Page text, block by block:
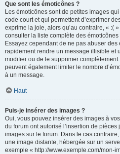
Que sont les émoticônes ?
Les émoticônes sont de petites images
code court et qui permettent d’exprimer
exprime la joie, alors qu’au contraire, « :(
consulter la liste complète des
Essayez cependant de ne pas abuser
rapidement rendre un message illisible et
modifier ou de le supprimer
peuvent également limiter le nombre
à un message.
Haut
Puis-je insérer des images ?
Oui, vous pouvez insérer des images à
du forum ont autorisé l’insertion de
images sur le forum. Dans le cas
une image distante, hébergée sur un
exemple « http://www.exemple.com/mon-